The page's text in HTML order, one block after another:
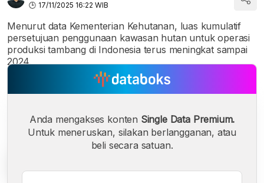
17/11/2025 16:22 WIB
Menurut data Kementerian Kehutanan, luas kumulatif
persetujuan penggunaan kawasan hutan untuk operasi
produksi tambang di Indonesia terus meningkat sampai
2024.
Anda mengakses konten Single Data Premium.
Untuk meneruskan, silakan berlangganan, atau
beli secara satuan.